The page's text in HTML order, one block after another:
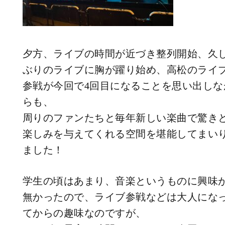
夕方、ライブの時間が近づき整列開始、久
ぶりのライブに胸が躍り始め、高松のライ
参戦が今回で4回目になることを思い出し
らも、
周りのファンたちと毎年新しい楽曲で驚き
楽しみを与えてくれる空間を堪能してまい
ました！
学生の頃はあまり、音楽というものに興味
無かったので、ライブ参戦などは大人にな
てからの趣味なのですが、